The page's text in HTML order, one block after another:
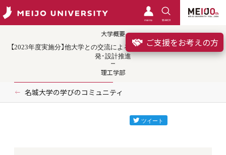
meimo SEARCH
ご支援をお考えの方
大学概要
【2023年度実施分】他大学との交流による乗り物製作の課外活動での開
発･設計推進
理工学部
名城大学の学びのコミュニティ